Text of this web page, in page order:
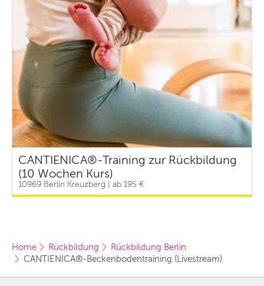
CANTIENICA®-Training zur Rückbildung
(10 Wochen Kurs)
10969 Berlin Kreuzberg | ab 195 €
Home Rückbildung
Rückbildung Berlin
CANTIENICA®-Beckenbodentraining (Livestream)